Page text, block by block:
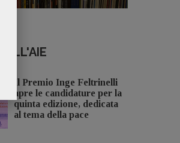
Il Premio Inge Feltrinelli
apre le candidature per la
quinta edizione, dedicata
al tema della pace